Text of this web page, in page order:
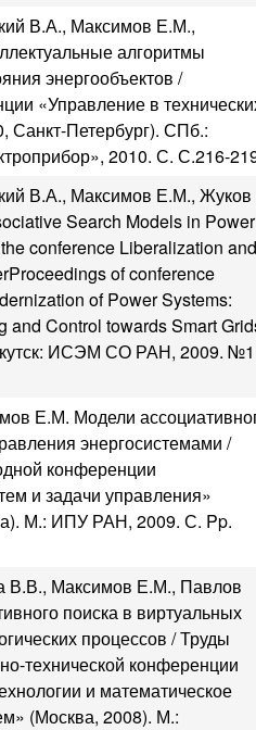
В.А., Максимов Е.М.,
алгоритмы
энергообъектов /
«Управление в
Санкт-Петербург). СПб.:
2010. С. С.216-
В.А., Максимов Е.М., Жуков
Search Models in Power
conference Liberalization and
of conference
of Power Systems:
and Control towards Smart
ИСЭМ СО РАН, 2009.
Е.М. Модели
энергосистемами /
конференции
и задачи управления»
М.: ИПУ РАН, 2009. С. Pp.
В.В., Максимов Е.М., Павлов
поиска в виртуальных
процессов / Труды
технической конференции
и математическое
(Москва, 2008). М.: